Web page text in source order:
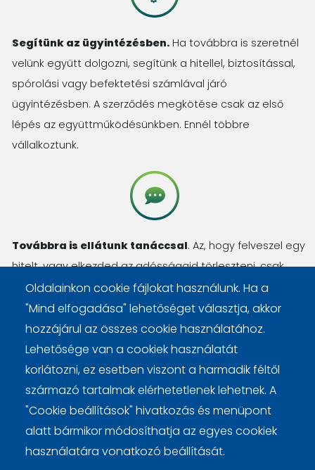
Segítünk az ügyintézésben. Ha továbbra is szeretnél
velünk együtt dolgozni, segítünk a hitellel, biztosítással,
spórolási vagy befektetési számlával járó
ügyintézésben. A szerződés megkötése csak az első
lépés az együttműködésünkben. Ennél többre
vállalkoztunk.
Továbbra is ellátunk tanáccsal. Az, hogy felveszel egy
hitelt, vagy elkezded az adósságaid törleszteni, csak
kezdőlépés. Számos kérdésed lesz még, amit
megválaszolunk, haladásod pedig nyomon követjük.
Oldalainkon cookie fájlokat használunk. Ha a
"Mind elfogadása" lehetőséget választja, akkor
hozzájárul az összes cookie használatához.
Lehetősége van a cookiek használatát
korlátozni, ez esetben viszont a harmadik féltől
származó tartalmak elérhetetlenek lehetnek. A
"Cookie beállítások" hivatkozás és menüpont
alatt bármikor módosíthatja az egyes cookiek
használatára vonatkozó beállítását.
LáblécCookie beállítások Cookie kezelési tájékoztató